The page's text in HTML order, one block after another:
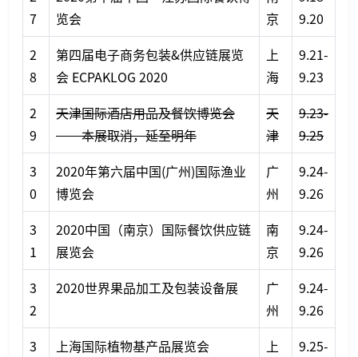
7
览会
京
9.20
2
8
第四届电子商务包装&供应链展览
会 ECPAKLOG 2020
上
海
9.21-
9.23
2
9
天津国际酒店用品及餐饮博览会
——本展取消，延至明年
天
津
9.23-
9.25
3
0
2020年第六届中国(广州)国际渔业
博览会
广
州
9.24-
9.26
3
1
2020中国（南京）国际餐饮供应链
展览会
南
京
9.24-
9.26
3
2
2020世界果品加工及包装设备展
广
州
9.24-
9.26
3
上海国际植物基产品展览会
上
9.25-